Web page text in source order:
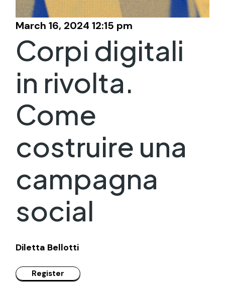
March 16, 2024 12:15 pm
Corpi digitali
in rivolta.
Come
costruire una
campagna
social
Diletta Bellotti